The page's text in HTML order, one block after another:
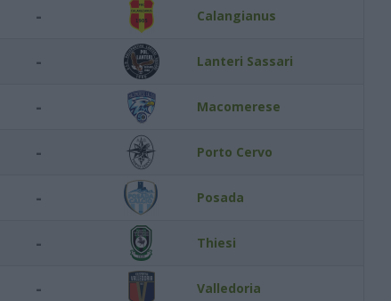
- Calangianus
- Lanteri Sassari
- Macomerese
- Porto Cervo
- Posada
- Thiesi
- Valledoria